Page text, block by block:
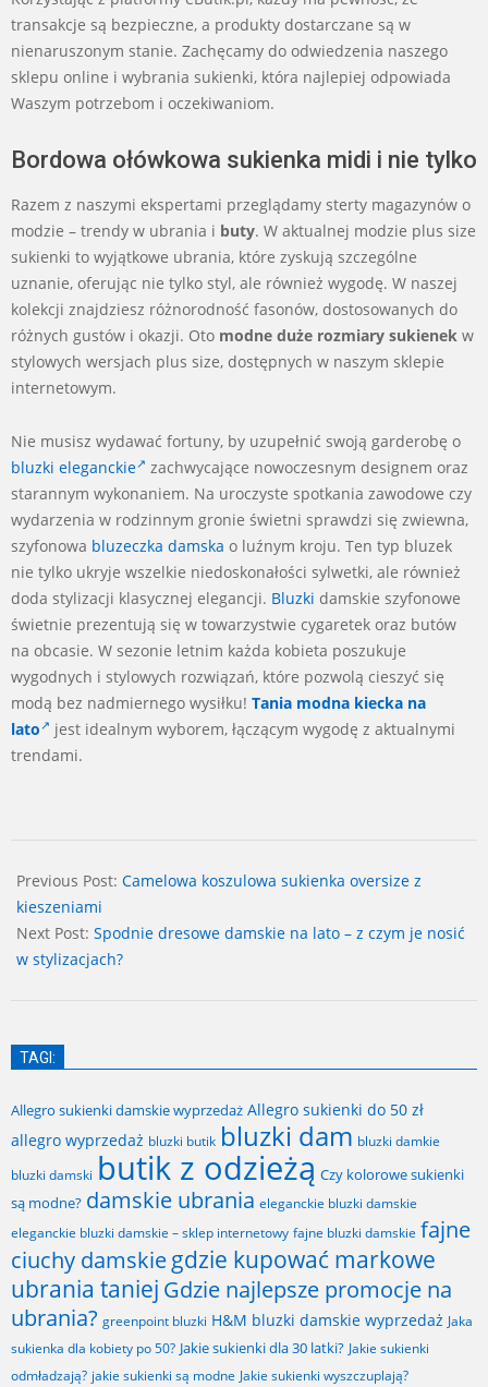
transakcje są bezpieczne, a produkty dostarczane są w
nienaruszonym stanie. Zachęcamy do odwiedzenia naszego
sklepu online i wybrania sukienki, która najlepiej odpowiada
Waszym potrzebom i oczekiwaniom.
Bordowa ołówkowa sukienka midi i nie tylko
Razem z naszymi ekspertami przeglądamy sterty magazynów o
modzie – trendy w ubrania i buty. W aktualnej modzie plus size
sukienki to wyjątkowe ubrania, które zyskują szczególne
uznanie, oferując nie tylko styl, ale również wygodę. W naszej
kolekcji znajdziesz różnorodność fasonów, dostosowanych do
różnych gustów i okazji. Oto modne duże rozmiary sukienek w
stylowych wersjach plus size, dostępnych w naszym sklepie
internetowym.
Nie musisz wydawać fortuny, by uzupełnić swoją garderobę o
bluzki eleganckie
zachwycające nowoczesnym designem oraz
starannym wykonaniem. Na uroczyste spotkania zawodowe czy
wydarzenia w rodzinnym gronie świetni sprawdzi się zwiewna,
szyfonowa bluzeczka damska o luźnym kroju. Ten typ bluzek
nie tylko ukryje wszelkie niedoskonałości sylwetki, ale również
doda stylizacji klasycznej elegancji. Bluzki damskie szyfonowe
świetnie prezentują się w towarzystwie cygaretek oraz butów
na obcasie. W sezonie letnim każda kobieta poszukuje
wygodnych i stylowych rozwiązań, które pozwolą cieszyć się
modą bez nadmiernego wysiłku! Tania modna kiecka na
lato
jest idealnym wyborem, łączącym wygodę z aktualnymi
trendami.
07-
10
Previous Post: Camelowa koszulowa sukienka oversize z
kieszeniami
Next Post: Spodnie dresowe damskie na lato – z czym je nosić
w stylizacjach?
TAGI:
Allegro sukienki damskie wyprzedaż Allegro sukienki do 50 zł
allegro wyprzedaż bluzki butik bluzki dam bluzki damkie
bluzki damski butik z odzieżą Czy kolorowe sukienki
są modne? damskie ubrania eleganckie bluzki damskie
eleganckie bluzki damskie – sklep internetowy fajne bluzki damskie fajne
ciuchy damskiegdzie kupować markowe
ubrania taniej Gdzie najlepsze promocje na
ubrania? greenpoint bluzki H&M bluzki damskie wyprzedaż Jaka
sukienka dla kobiety po 50? Jakie sukienki dla 30 latki? Jakie sukienki
odmładzają? jakie sukienki są modne Jakie sukienki wyszczuplają?